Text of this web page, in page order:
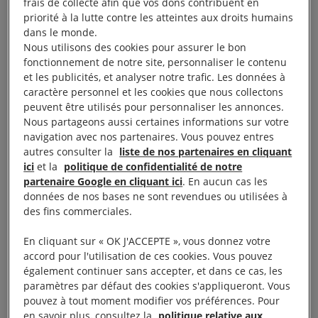
La nouveauté avec cette loi :
assistées par l’intelligence artificielle, ce sont donc
des algorithmes qui vont identifier des situations
dites « anormales ». Or, comment définir ce qui est
la norme ? Comment s’assurer que l’algorithme ne
va pas cibler des groupes déjà marginalisés ?
Comment être sûr que des mesures dites d’ «
exception » ne vont pas se pérenniser ? Une loi qui
pose problème.
deviendrait le premier État de l’Union européenne à
légaliser la vidéosurveillance algorithmique »
priorité à la lutte contre les atteintes aux droits humains
dans le monde.
Nous utilisons des cookies pour assurer le bon
fonctionnement de notre site, personnaliser le contenu
et les publicités, et analyser notre trafic. Les données à
caractère personnel et les cookies que nous collectons
peuvent être utilisés pour personnaliser les annonces.
Nous partageons aussi certaines informations sur votre
navigation avec nos partenaires. Vous pouvez entres
autres consulter la liste de nos partenaires en cliquant
ici et la politique de confidentialité de notre
partenaire Google en cliquant ici. En aucun cas les
données de nos bases ne sont revendues ou utilisées à
des fins commerciales.
En cliquant sur « OK J'ACCEPTE », vous donnez votre
accord pour l'utilisation de ces cookies. Vous pouvez
également continuer sans accepter, et dans ce cas, les
paramètres par défaut des cookies s'appliqueront. Vous
pouvez à tout moment modifier vos préférences. Pour